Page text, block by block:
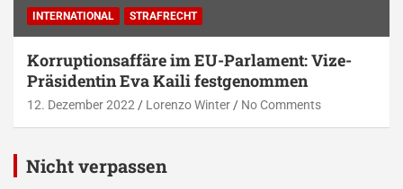
INTERNATIONAL STRAFRECHT
Korruptionsaffäre im EU-Parlament: Vize-
Präsidentin Eva Kaili festgenommen
12. Dezember 2022 Lorenzo Winter No Comments
Nicht verpassen